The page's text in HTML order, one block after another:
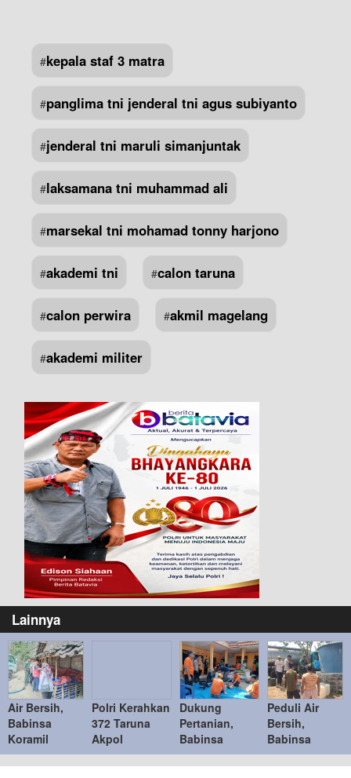
#kepala staf 3 matra
#panglima tni jenderal tni agus subiyanto
#jenderal tni maruli simanjuntak
#laksamana tni muhammad ali
#marsekal tni mohamad tonny harjono
#akademi tni #calon taruna
#calon perwira #akmil magelang
#akademi militer
Lainnya
Air Bersih,
Babinsa
Koramil
Bringin Bantu
Distribusi Air
Polri Kerahkan
372 Taruna
Akpol
Dampingi
Siswa di 73
Dukung
Pertanian,
Babinsa
Koramil Paron
Pendampingan
Peduli Air
Bersih,
Babinsa
Posramil Pitu
Kawal